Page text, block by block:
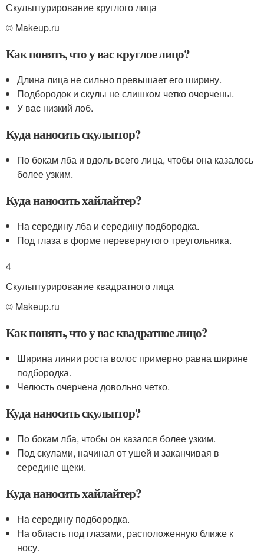
Скульптурирование круглого лица
© Makeup.ru
Как понять, что у вас круглое лицо?
Длина лица не сильно превышает его ширину.
Подбородок и скулы не слишком четко очерчены.
У вас низкий лоб.
Куда наносить скульптор?
По бокам лба и вдоль всего лица, чтобы она казалось
более узким.
Куда наносить хайлайтер?
На середину лба и середину подбородка.
Под глаза в форме перевернутого треугольника.
4
Скульптурирование квадратного лица
© Makeup.ru
Как понять, что у вас квадратное лицо?
Ширина линии роста волос примерно равна ширине
подбородка.
Челюсть очерчена довольно четко.
Куда наносить скульптор?
По бокам лба, чтобы он казался более узким.
Под скулами, начиная от ушей и заканчивая в
середине щеки.
Куда наносить хайлайтер?
На середину подбородка.
На область под глазами, расположенную ближе к
носу.